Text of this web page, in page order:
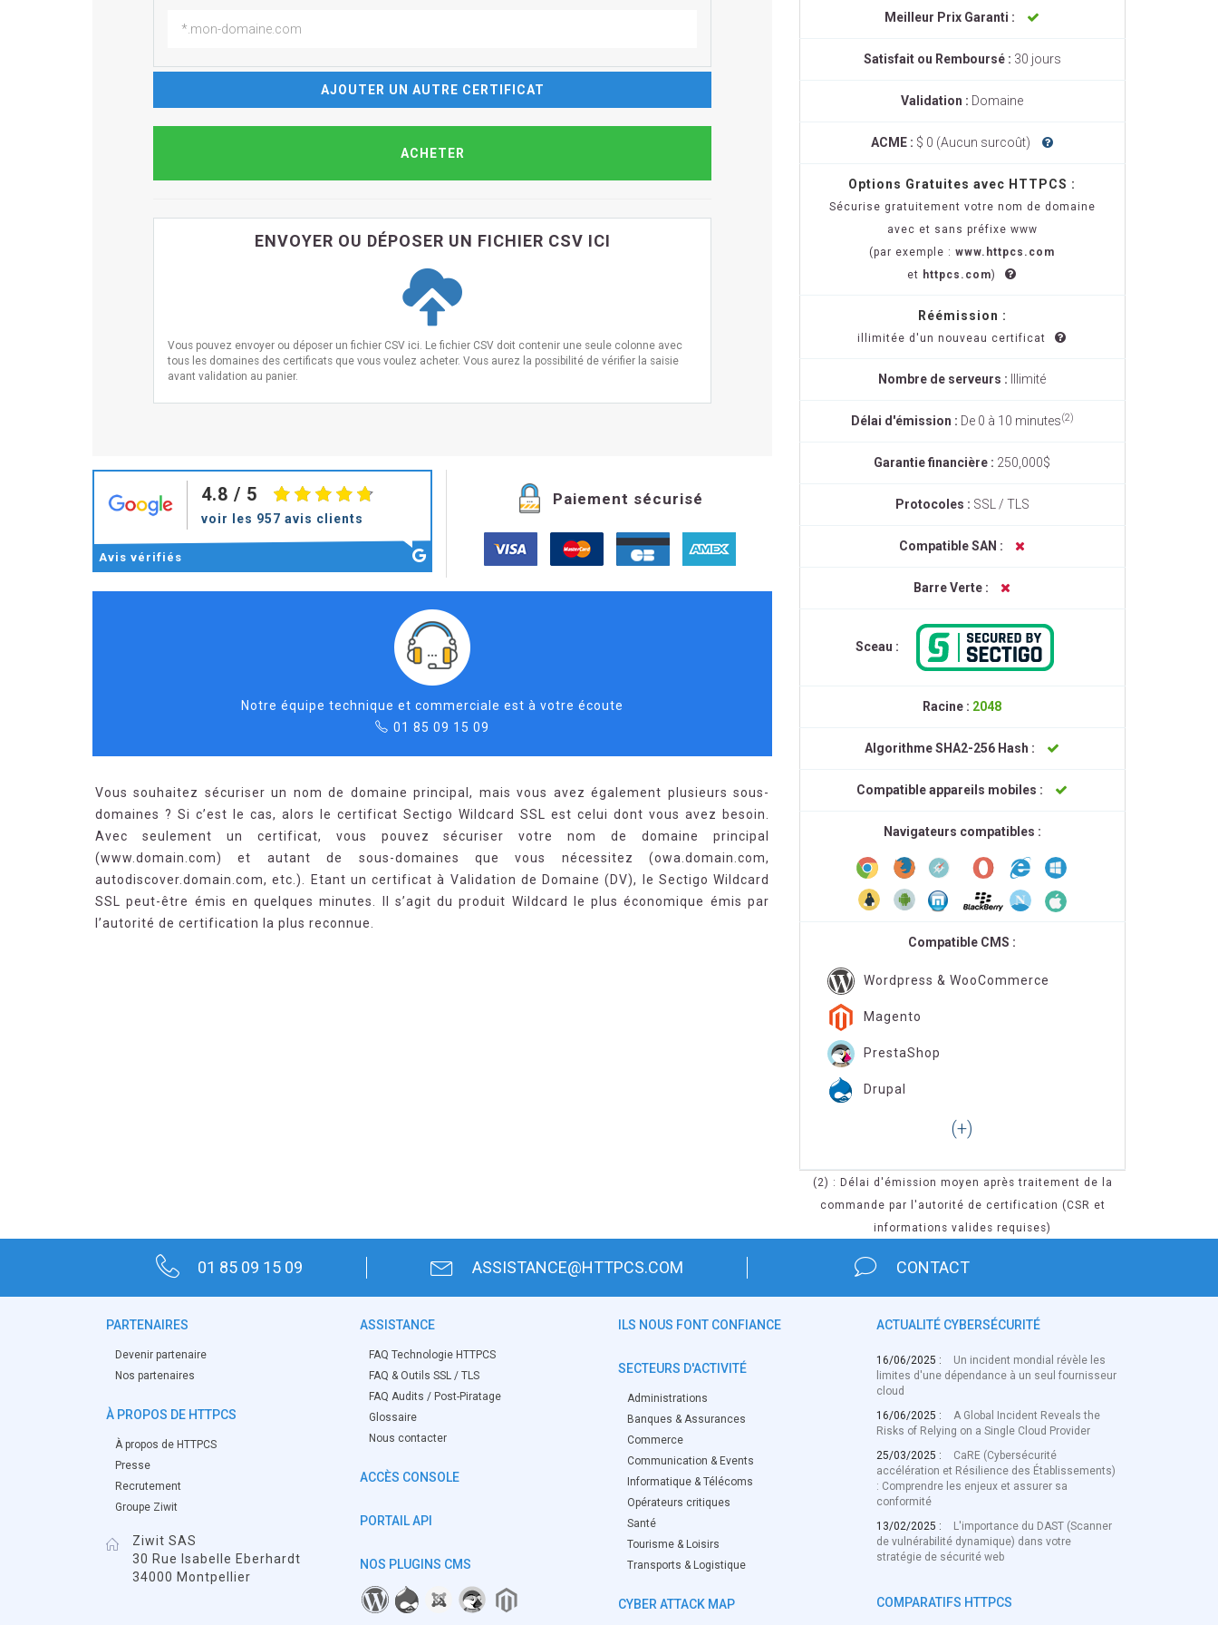
AJOUTER UN AUTRE CERTIFICAT
ENVOYER OU DÉPOSER UN FICHIER CSV ICI
Vous pouvez envoyer ou déposer un fichier CSV ici. Le fichier CSV doit contenir une seule colonne avec
tous les domaines des certificats que vous voulez acheter. Vous aurez la possibilité de vérifier la saisie
avant validation au panier.
4.8 / 5
voir les 957 avis clients
Avis vérifiés
Paiement sécurisé
Notre équipe technique et commerciale est à votre écoute
01 85 09 15 09
Vous souhaitez sécuriser un nom de domaine principal, mais vous avez également plusieurs sous-
domaines ? Si c’est le cas, alors le certificat Sectigo Wildcard SSL est celui dont vous avez besoin.
Avec seulement un certificat, vous pouvez sécuriser votre nom de domaine principal
(www.domain.com) et autant de sous-domaines que vous nécessitez (owa.domain.com,
autodiscover.domain.com, etc.). Etant un certificat à Validation de Domaine (DV), le Sectigo Wildcard
SSL peut-être émis en quelques minutes. Il s’agit du produit Wildcard le plus économique émis par
l’autorité de certification la plus reconnue.
Meilleur Prix Garanti :
Satisfait ou Remboursé : 30 jours
Validation : Domaine
ACME : $ 0 (Aucun surcoût)
Options Gratuites avec HTTPCS :
Sécurise gratuitement votre nom de domaine
avec et sans préfixe www
(par exemple : www.httpcs.com
et httpcs.com)
Réémission :
illimitée d'un nouveau certificat
Nombre de serveurs : Illimité
Délai d'émission : De 0 à 10 minutes(2)
Garantie financière : 250,000$
Protocoles : SSL / TLS
Compatible SAN :
Barre Verte :
Sceau :
Racine : 2048
Algorithme SHA2-256 Hash :
Compatible appareils mobiles :
Navigateurs compatibles :
Compatible CMS :
Wordpress & WooCommerce
Magento
PrestaShop
Drupal
(2) : Délai d'émission moyen après traitement de la
commande par l'autorité de certification (CSR et
informations valides requises)
01 85 09 15 09 ASSISTANCE@HTTPCS.COM CONTACT
PARTENAIRES
Devenir partenaire
Nos partenaires
À PROPOS DE HTTPCS
À propos de HTTPCS
Presse
Recrutement
Groupe Ziwit
Ziwit SAS
30 Rue Isabelle Eberhardt
34000 Montpellier
ASSISTANCE
FAQ Technologie HTTPCS
FAQ & Outils SSL / TLS
FAQ Audits / Post-Piratage
Glossaire
Nous contacter
ACCÈS CONSOLE
PORTAIL API
NOS PLUGINS CMS
ILS NOUS FONT CONFIANCE
SECTEURS D'ACTIVITÉ
Administrations
Banques & Assurances
Commerce
Communication & Events
Informatique & Télécoms
Opérateurs critiques
Santé
Tourisme & Loisirs
Transports & Logistique
CYBER ATTACK MAP
ACTUALITÉ CYBERSÉCURITÉ
16/06/2025 :
Un incident mondial révèle les
limites d'une dépendance à un seul fournisseur
cloud
16/06/2025 :
A Global Incident Reveals the
Risks of Relying on a Single Cloud Provider
25/03/2025 :
CaRE (Cybersécurité
accélération et Résilience des Établissements)
: Comprendre les enjeux et assurer sa
conformité
13/02/2025 :
L'importance du DAST (Scanner
de vulnérabilité dynamique) dans votre
stratégie de sécurité web
COMPARATIFS HTTPCS